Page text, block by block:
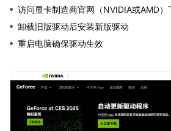
访问显卡制造商官网（NVIDIA或AMD
卸载旧版驱动后安装新版驱动
重启电脑确保驱动生效